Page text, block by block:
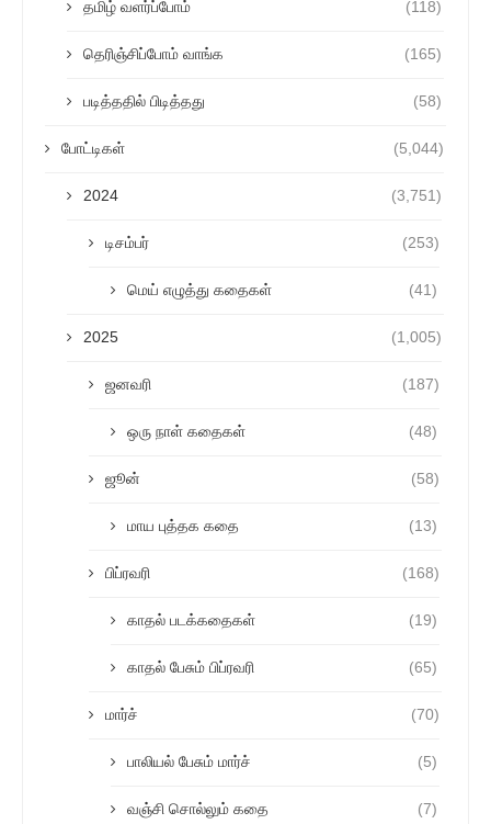
தமிழ் வளர்ப்போம் (118)
தெரிஞ்சிப்போம் வாங்க (165)
படித்ததில் பிடித்தது (58)
போட்டிகள் (5,044)
2024 (3,751)
டிசம்பர் (253)
மெய் எழுத்து கதைகள் (41)
2025 (1,005)
ஜனவரி (187)
ஒரு நாள் கதைகள் (48)
ஜூன் (58)
மாய புத்தக கதை (13)
பிப்ரவரி (168)
காதல் படக்கதைகள் (19)
காதல் பேசும் பிப்ரவரி (65)
மார்ச் (70)
பாலியல் பேசும் மார்ச் (5)
வஞ்சி சொல்லும் கதை (7)